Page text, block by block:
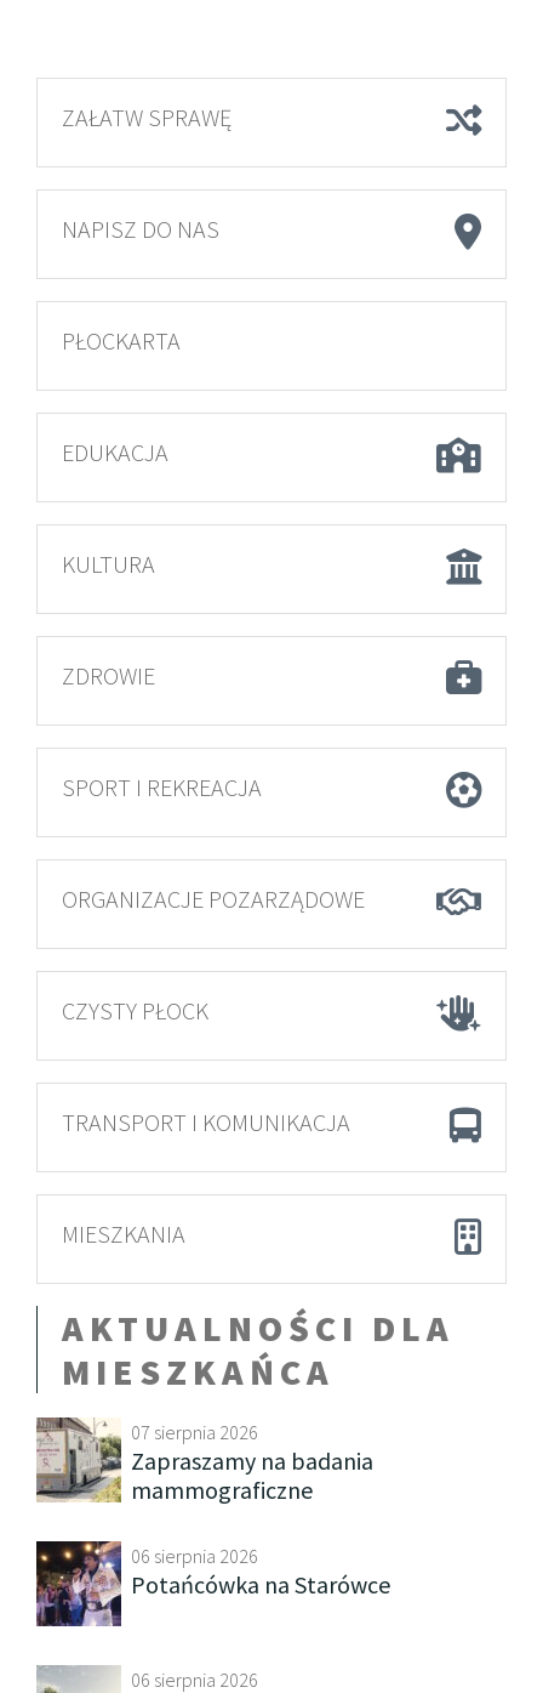
ZAŁATW SPRAWĘ
NAPISZ DO NAS
PŁOCKARTA
EDUKACJA
KULTURA
ZDROWIE
SPORT I REKREACJA
ORGANIZACJE POZARZĄDOWE
CZYSTY PŁOCK
TRANSPORT I KOMUNIKACJA
MIESZKANIA
AKTUALNOŚCI DLA
MIESZKAŃCA
07 sierpnia 2026
Zapraszamy na badania
mammograficzne
06 sierpnia 2026
Potańcówka na Starówce
06 sierpnia 2026